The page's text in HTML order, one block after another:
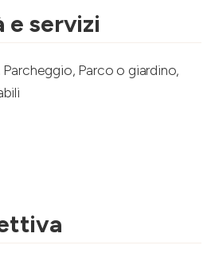
e servizi
Parco o giardino,